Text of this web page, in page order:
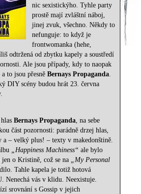
nic sexistickýho. Tyhle party
prostě mají zvláštní náboj,
jinej zvuk, všechno. Někdy to
nefunguje: to když je
frontwomanka (hehe,
odtržená od zbytku kapely a soustředí
Ale jsou případy, kdy to naopak
a to jsou přesněBernays Propaganda.
DIY scény budou hrát 23. června
hlasBernays Propaganda, na sebe
část pozornosti: parádně drzej hlas,
a – velký plus! – texty v makedonštině.
„Happiness Machiness“ ale bylo
jen o Kristině, což se na „My Personal
Tahle kapela je totiž hotová
Nenechá vás v klidu. Neexistuje.
srovnání s Gossip v jejich